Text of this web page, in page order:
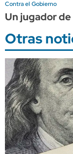
Contra el Gobierno
Un jugador
Otras